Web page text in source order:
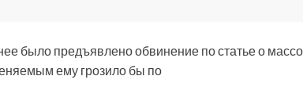
было предъявлено обвинение по статье о
ему грозило бы по